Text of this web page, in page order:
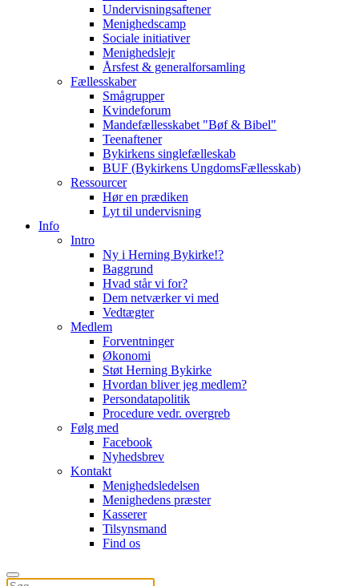
Undervisningsaftener
Menighedscamp
Sociale initiativer
Menighedslejr
Årsfest & generalforsamling
Fællesskaber
Smågrupper
Kvindeforum
Mandefællesskabet "Bøf & Bibel"
Teenaftener
Bykirkens singlefælleskab
BUF (Bykirkens UngdomsFællesskab)
Ressourcer
Hør en prædiken
Lyt til undervisning
Info
Intro
Ny i Herning Bykirke!?
Baggrund
Hvad står vi for?
Dem netværker vi med
Vedtægter
Medlem
Forventninger
Økonomi
Støt Herning Bykirke
Hvordan bliver jeg medlem?
Persondatapolitik
Procedure vedr. overgreb
Følg med
Facebook
Nyhedsbrev
Kontakt
Menighedsledelsen
Menighedens præster
Kasserer
Tilsynsmand
Find os